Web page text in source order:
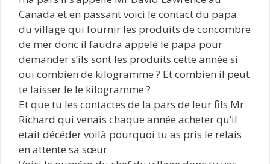
Canada et en passant voici le contact du papa
du village qui fournir les produits de concombre
de mer donc il faudra appelé le papa pour
demander s’ils sont les produits cette année si
oui combien de kilogramme ? Et combien il peut
te laisser le le kilogramme ?
Et que tu les contactes de la pars de leur fils Mr
Richard qui venais chaque année acheter qu’il
etait décéder voilà pourquoi tu as pris le relais
en attente sa sœur